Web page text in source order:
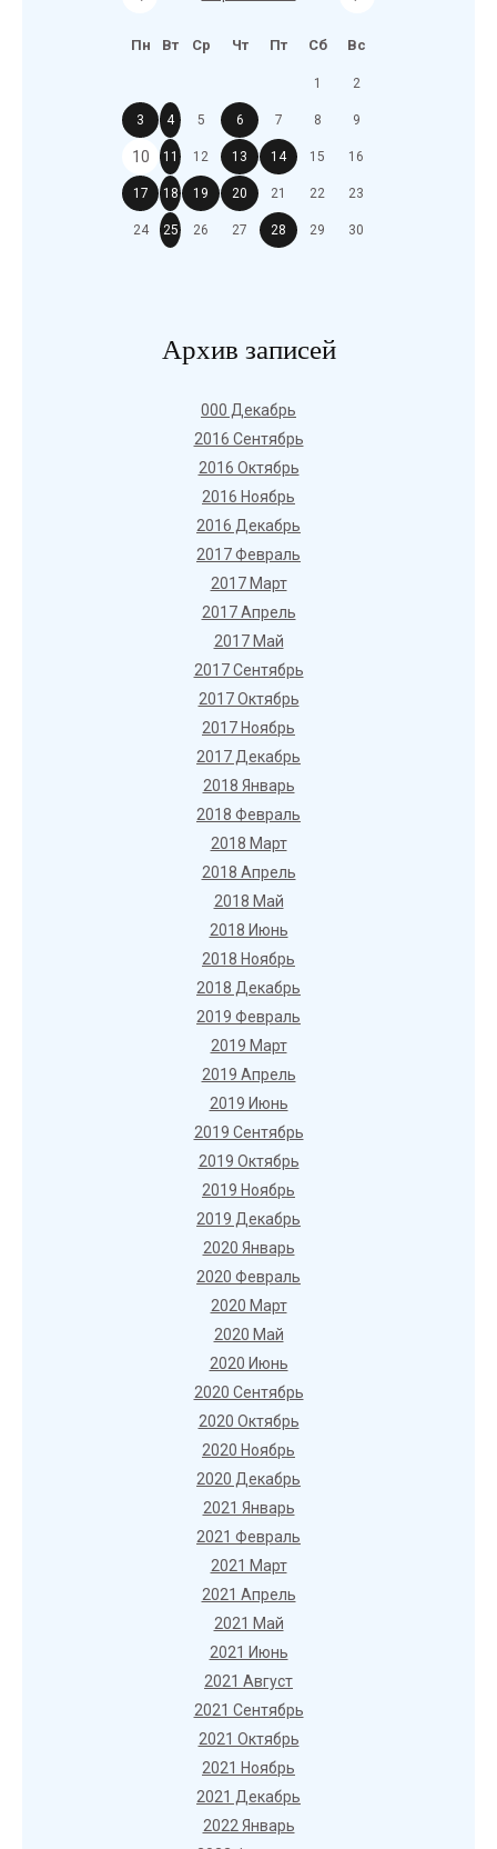
Пн Вт Ср Чт Пт Сб Вс
1 2
3 4 5 6 7 8 9
10 11 12 13 14 15 16
17 18 19 20 21 22 23
24 25 26 27 28 29 30
Архив записей
000 Декабрь
2016 Сентябрь
2016 Октябрь
2016 Ноябрь
2016 Декабрь
2017 Февраль
2017 Март
2017 Апрель
2017 Май
2017 Сентябрь
2017 Октябрь
2017 Ноябрь
2017 Декабрь
2018 Январь
2018 Февраль
2018 Март
2018 Апрель
2018 Май
2018 Июнь
2018 Ноябрь
2018 Декабрь
2019 Февраль
2019 Март
2019 Апрель
2019 Июнь
2019 Сентябрь
2019 Октябрь
2019 Ноябрь
2019 Декабрь
2020 Январь
2020 Февраль
2020 Март
2020 Май
2020 Июнь
2020 Сентябрь
2020 Октябрь
2020 Ноябрь
2020 Декабрь
2021 Январь
2021 Февраль
2021 Март
2021 Апрель
2021 Май
2021 Июнь
2021 Август
2021 Сентябрь
2021 Октябрь
2021 Ноябрь
2021 Декабрь
2022 Январь